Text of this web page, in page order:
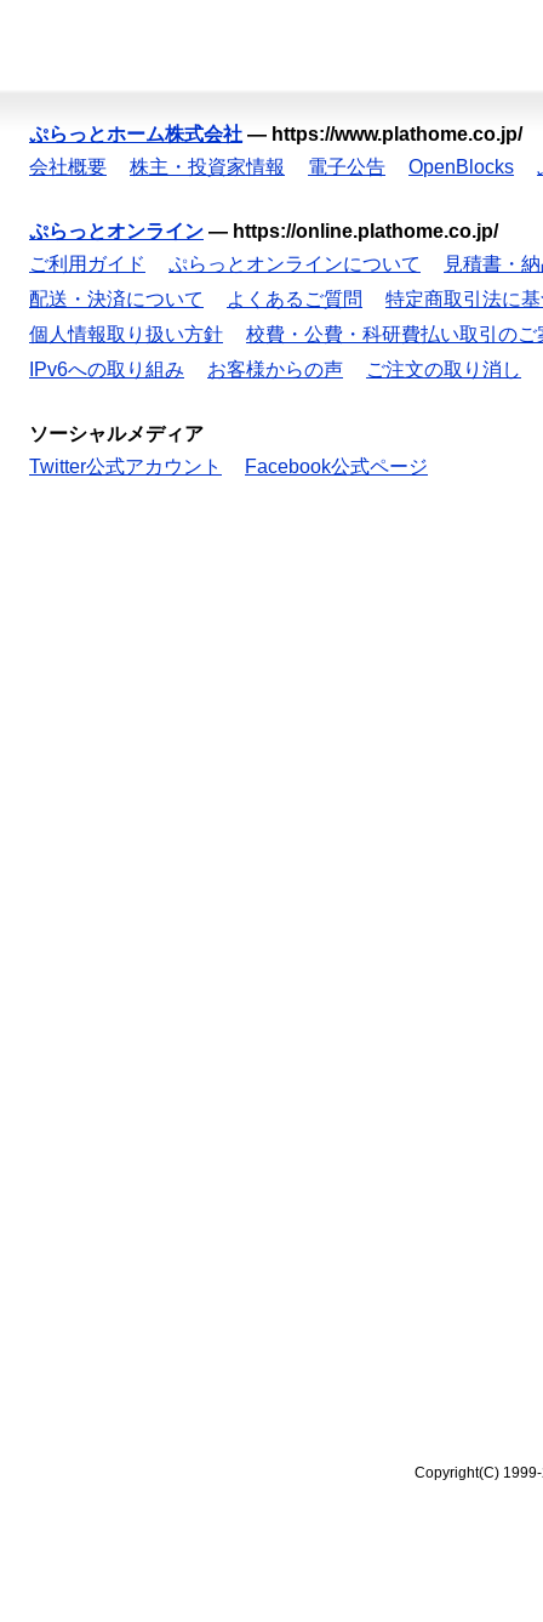
ぷらっとホーム株式会社 — https://www.plathome.co.jp/
会社概要
株主・投資家情報 電子公告 OpenBlocks
ぷらっとオンライン — https://online.plathome.co.jp/
ご利用ガイド
ぷらっとオンラインについて
見積書・
配送・決済について
よくあるご質問
特定商取引法に
個人情報取り扱い方針
校費・公費・科研費払い取引のご
IPv6への取り組み
お客様からの声 ご注文の取り消し
ソーシャルメディア
Twitter公式アカウント
Facebook公式ページ
Copyright(C)